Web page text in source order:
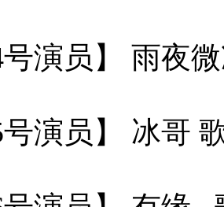
号演员】 雨夜
号演员】 冰哥